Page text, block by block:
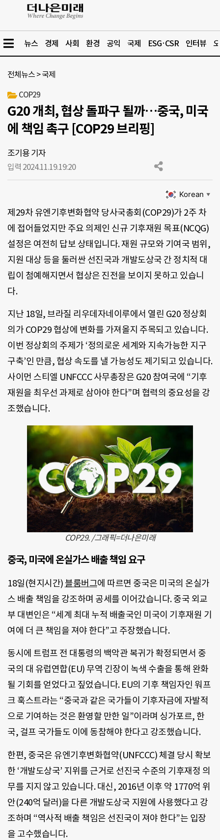
뉴스 경제 사회 환경 공익 국제 ESG·CSR 인터뷰
전체뉴스 >국제
COP29
G20 개최, 협상 돌파구 될까…중국, 미국
에 책임 촉구 [COP29 브리핑]
조기용 기자
입력 2024.11.19.19:20
Korean ▼
제29차 유엔기후변화협약 당사국총회(COP29)가 2주 차
에 접어들었지만 주요 의제인 신규 기후재원 목표(NCQG)
설정은 여전히 답보 상태입니다. 재원 규모와 기여국 범위,
지원 대상 등을 둘러싼 선진국과 개발도상국 간 정치적 대
립이 첨예해지면서 협상은 진전을 보이지 못하고 있습니
다.
지난 18일, 브라질 리우데자네이루에서 열린 G20 정상회
의가 COP29 협상에 변화를 가져올지 주목되고 있습니다.
이번 정상회의 주제가 ‘정의로운 세계와 지속가능한 지구
구축’인 만큼, 협상 속도를 낼 가능성도 제기되고 있습니다.
사이먼 스티엘 UNFCCC 사무총장은 G20 참여국에 “기후
재원을 최우선 과제로 삼아야 한다”며 협력의 중요성을 강
조했습니다.
COP29. /그래픽=더나은미래
중국, 미국에 온실가스 배출 책임 요구
18일(현지시간) 블룸버그에 따르면 중국은 미국의 온실가
스 배출 책임을 강조하며 공세를 이어갔습니다. 중국 외교
부 대변인은 “세계 최대 누적 배출국인 미국이 기후재원 기
여에 더 큰 책임을 져야 한다”고 주장했습니다.
동시에 트럼프 전 대통령의 백악관 복귀가 확정되면서 중
국의 대 유럽연합(EU) 무역 긴장이 녹색 수출을 통해 완화
될 기회를 얻었다고 짚었습니다. EU의 기후 책임자인 워프
크 훅스트라는 “중국과 같은 국가들이 기후자금에 자발적
으로 기여하는 것은 환영할 만한 일”이라며 싱가포르, 한
국, 걸프 국가들도 이에 동참해야 한다고 강조했습니다.
한편, 중국은 유엔기후변화협약(UNFCCC) 체결 당시 확보
한 ‘개발도상국’ 지위를 근거로 선진국 수준의 기후재정 의
무를 지지 않고 있습니다. 대신, 2016년 이후 약 1770억 위
안(240억 달러)을 다른 개발도상국 지원에 사용했다고 강
조하며 “역사적 배출 책임은 선진국이 져야 한다”는 입장
을 고수했습니다.